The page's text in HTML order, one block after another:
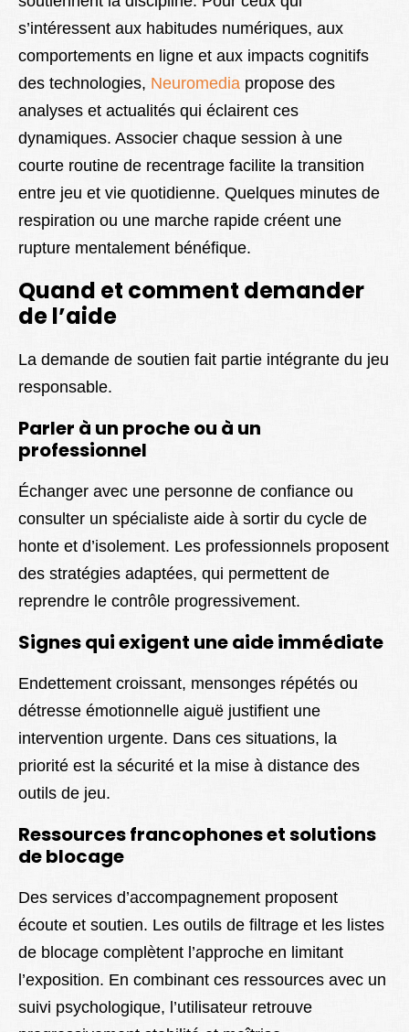
s’intéressent aux habitudes numériques, aux
comportements en ligne et aux impacts cognitifs
des technologies, Neuromedia propose des
analyses et actualités qui éclairent ces
dynamiques. Associer chaque session à une
courte routine de recentrage facilite la transition
entre jeu et vie quotidienne. Quelques minutes de
respiration ou une marche rapide créent une
rupture mentalement bénéfique.
Quand et comment demander
de l’aide
La demande de soutien fait partie intégrante du jeu
responsable.
Parler à un proche ou à un
professionnel
Échanger avec une personne de confiance ou
consulter un spécialiste aide à sortir du cycle de
honte et d’isolement. Les professionnels proposent
des stratégies adaptées, qui permettent de
reprendre le contrôle progressivement.
Signes qui exigent une aide immédiate
Endettement croissant, mensonges répétés ou
détresse émotionnelle aiguë justifient une
intervention urgente. Dans ces situations, la
priorité est la sécurité et la mise à distance des
outils de jeu.
Ressources francophones et solutions
de blocage
Des services d’accompagnement proposent
écoute et soutien. Les outils de filtrage et les listes
de blocage complètent l’approche en limitant
l’exposition. En combinant ces ressources avec un
suivi psychologique, l’utilisateur retrouve